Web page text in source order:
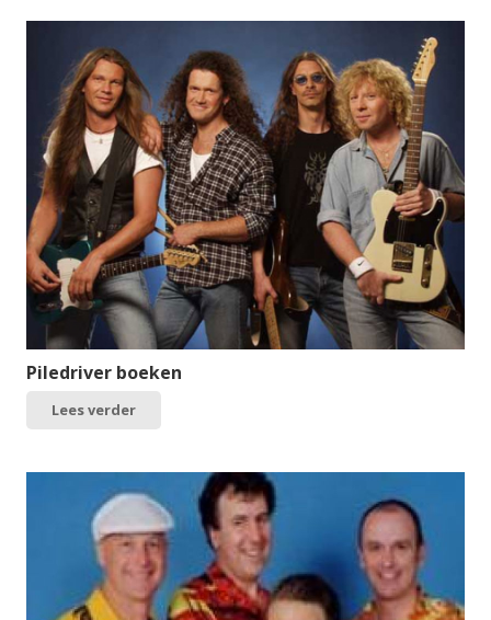
Piledriver boeken
Lees verder